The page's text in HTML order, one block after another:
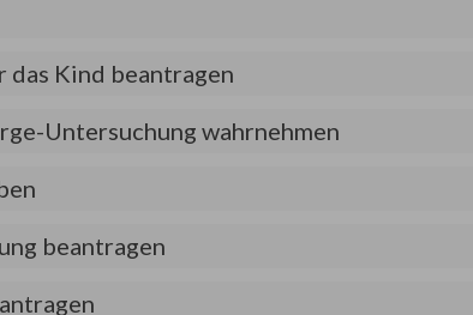
das Kind beantragen
Untersuchung wahrnehmen
beantragen